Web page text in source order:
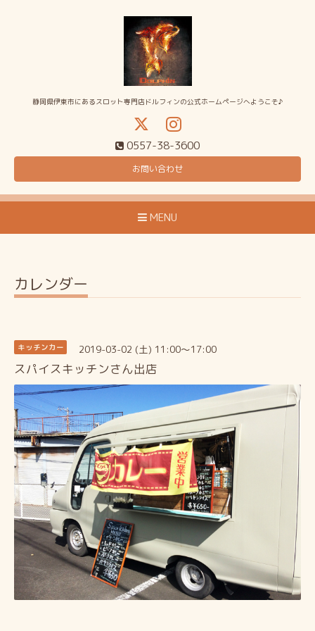
静岡県伊東市にあるスロット専門店ドルフィンの公式ホームページへようこそ♪
0557-38-3600
お問い合わせ
MENU
カレンダー
キッチンカー 2019-03-02 (土) 11:00～17:00
スパイスキッチンさん出店